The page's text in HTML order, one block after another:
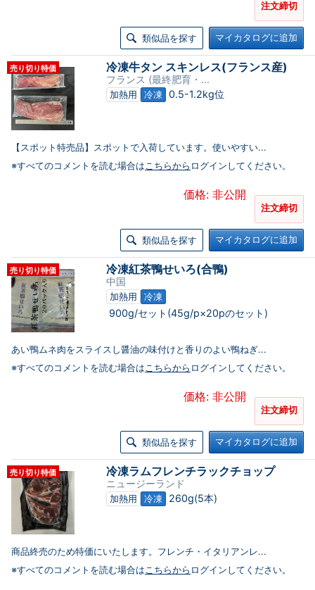
注文締切
類似品を探す マイカタログに追加
売り切り特価 冷凍牛タン スキンレス(フランス産)
フランス (最終肥育・...
加熱用 冷凍 0.5-1.2kg位
【スポット特売品】スポットで入荷しています。使いやすい...
※すべてのコメントを読む場合はこちらから ログインしてください。
価格: 非公開
注文締切
類似品を探す マイカタログに追加
売り切り特価 冷凍紅茶鴨せいろ(合鴨)
中国
加熱用 冷凍
900g/セット(45g/p×20pのセット)
あい鴨ムネ肉をスライスし醤油の味付けと香りのよい鴨ねぎ...
※すべてのコメントを読む場合はこちらから ログインしてください。
価格: 非公開
注文締切
類似品を探す マイカタログに追加
売り切り特価 冷凍ラムフレンチラックチョップ
ニュージーランド
加熱用 冷凍 260g(5本)
商品終売のため特価にいたします。フレンチ・イタリアンレ...
※すべてのコメントを読む場合はこちらから ログインしてください。